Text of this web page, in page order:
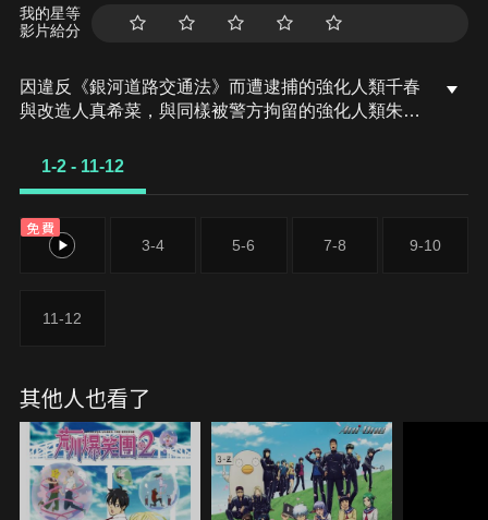
我的星等
影片給分
因違反《銀河道路交通法》而遭逮捕的強化人類千春
與改造人真希菜，與同樣被警方拘留的強化人類朱
會勞動，負責清掃往返各行星的星際列車「銀河特
的龐大陰謀……
1-2 - 11-12
免費
1-2 3-4 5-6 7-8 9-10
11-12
其他人也看了